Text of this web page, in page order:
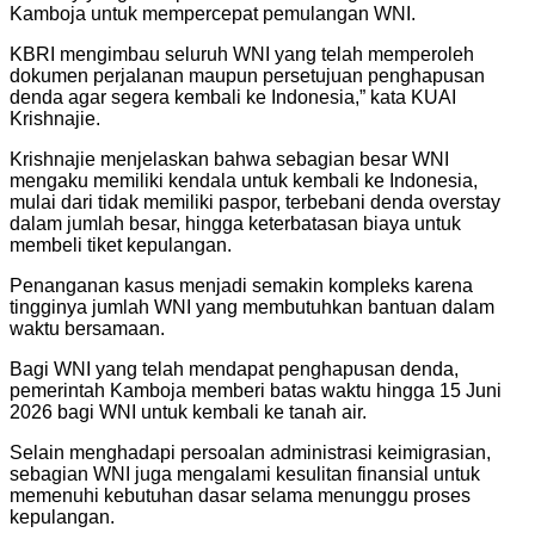
Kamboja untuk mempercepat pemulangan WNI.
KBRI mengimbau seluruh WNI yang telah memperoleh
dokumen perjalanan maupun persetujuan penghapusan
denda agar segera kembali ke Indonesia,” kata KUAI
Krishnajie.
Krishnajie menjelaskan bahwa sebagian besar WNI
mengaku memiliki kendala untuk kembali ke Indonesia,
mulai dari tidak memiliki paspor, terbebani denda overstay
dalam jumlah besar, hingga keterbatasan biaya untuk
membeli tiket kepulangan.
Penanganan kasus menjadi semakin kompleks karena
tingginya jumlah WNI yang membutuhkan bantuan dalam
waktu bersamaan.
Bagi WNI yang telah mendapat penghapusan denda,
pemerintah Kamboja memberi batas waktu hingga 15 Juni
2026 bagi WNI untuk kembali ke tanah air.
Selain menghadapi persoalan administrasi keimigrasian,
sebagian WNI juga mengalami kesulitan finansial untuk
memenuhi kebutuhan dasar selama menunggu proses
kepulangan.